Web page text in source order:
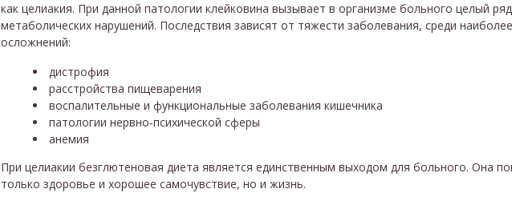
как целиакия. При данной патологии клейковина вызывает в организме больного целый
метаболических нарушений. Последствия зависят от тяжести заболевания, среди
осложнений:
дистрофия
расстройства пищеварения
воспалительные и функциональные заболевания кишечника
патологии нервно-психической сферы
анемия
При целиакии безглютеновая диета является единственным выходом для больного. Она
только здоровье и хорошее самочувствие, но и жизнь.